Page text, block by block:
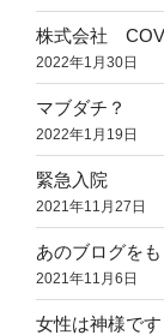
株式会社
2022年1月30日
マブダチ？
2022年1月19日
緊急入院
2021年11月27日
あのブログを
2021年11月6日
女性は神様です